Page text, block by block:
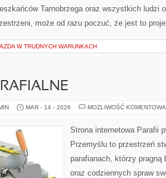
Tarnobrzega oraz wszystkich ludzi
może od razu poczuć, że jest to
W TRUDNYCH WARUNKACH
MAR - 14 - 2026 MOŻLIWOŚĆ
Strona internetowa Parafii
Przemyślu to przestrzeń
parafianach, którzy pragną
oraz codziennych spraw